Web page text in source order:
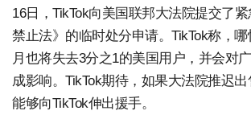
16日，TikTok向美国联邦大法院提交了
禁止法》的临时处分申请。TikTok称，
月也将失去3分之1的美国用户，并会对
成影响。TikTok期待，如果大法院推迟
能够向TikTok伸出援手。